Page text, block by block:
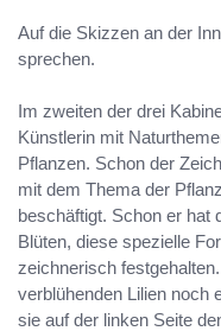
Auf die Skizzen an der
sprechen.
Im zweiten der drei
Künstlerin mit
Pflanzen. Schon der
mit dem Thema der
beschäftigt. Schon er hat
Blüten, diese spezielle
zeichnerisch
verblühenden Lilien noch
sie auf der linken Seite